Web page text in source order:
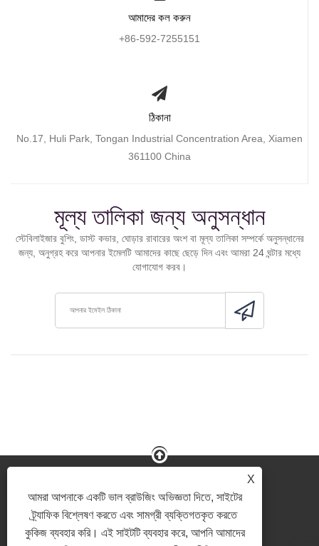
X
আমরা আপনাকে একটি ভাল ব্রাউজিং অভিজ্ঞতা দিতে, সাইটের
ট্র্যাফিক বিশ্লেষণ করতে এবং সামগ্রী ব্যক্তিগতকৃত করতে
কুকিজ ব্যবহার করি। এই সাইটটি ব্যবহার করে, আপনি আমাদের
আমাদের কল করুন
+86-592-7255151
ঠিকানা
No.17, Huli Park, Tongan Industrial Concentration Area, Xiamen
361100 China
মূল্য তালিকা জন্য অনুসন্ধান
স্টেবিলাইজার বুশিং, ডাস্ট কভার, ঘোড়ার রাবারের অংশ বা মূল্য তালিকা সম্পর্কে অনুসন্ধানের
জন্য, অনুগ্রহ করে আপনার ইমেলটি আমাদের কাছে ছেড়ে দিন এবং আমরা 24 ঘন্টার মধ্যে
যোগাযোগ করব।
Link Sitemap RSS Xml গোপনীয়তা নীতি